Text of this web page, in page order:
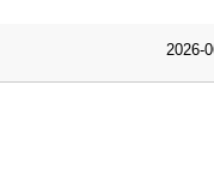
2026-